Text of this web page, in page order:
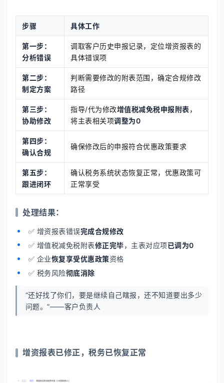
步骤 具体工作
第一步：
分析错误
调取客户历史申报记录，定位增资报表的
具体错误项
第二步：
制定方案
判断需要修改的附表范围，确定合规修改
路径
第三步：
协助修改
指导/代为修改增值税减免税申报附表，
将主表相关项调整为0
第四步：
确认合规
确保修改后的申报符合优惠政策要求
第五步：
跟进闭环
确认税务系统状态恢复正常，优惠政策可
正常享受
处理结果：
✅ 增资报表错误完成合规修改
✅ 增值税减免税附表修正完毕，主表对应项已调为0
✅ 企业恢复享受优惠政策资格
✅ 税务风险彻底消除
“还好找了你们，要是继续自己瞎报，还不知道要出多少
问题。”——客户负责人
增资报表已修正，税务已恢复正常